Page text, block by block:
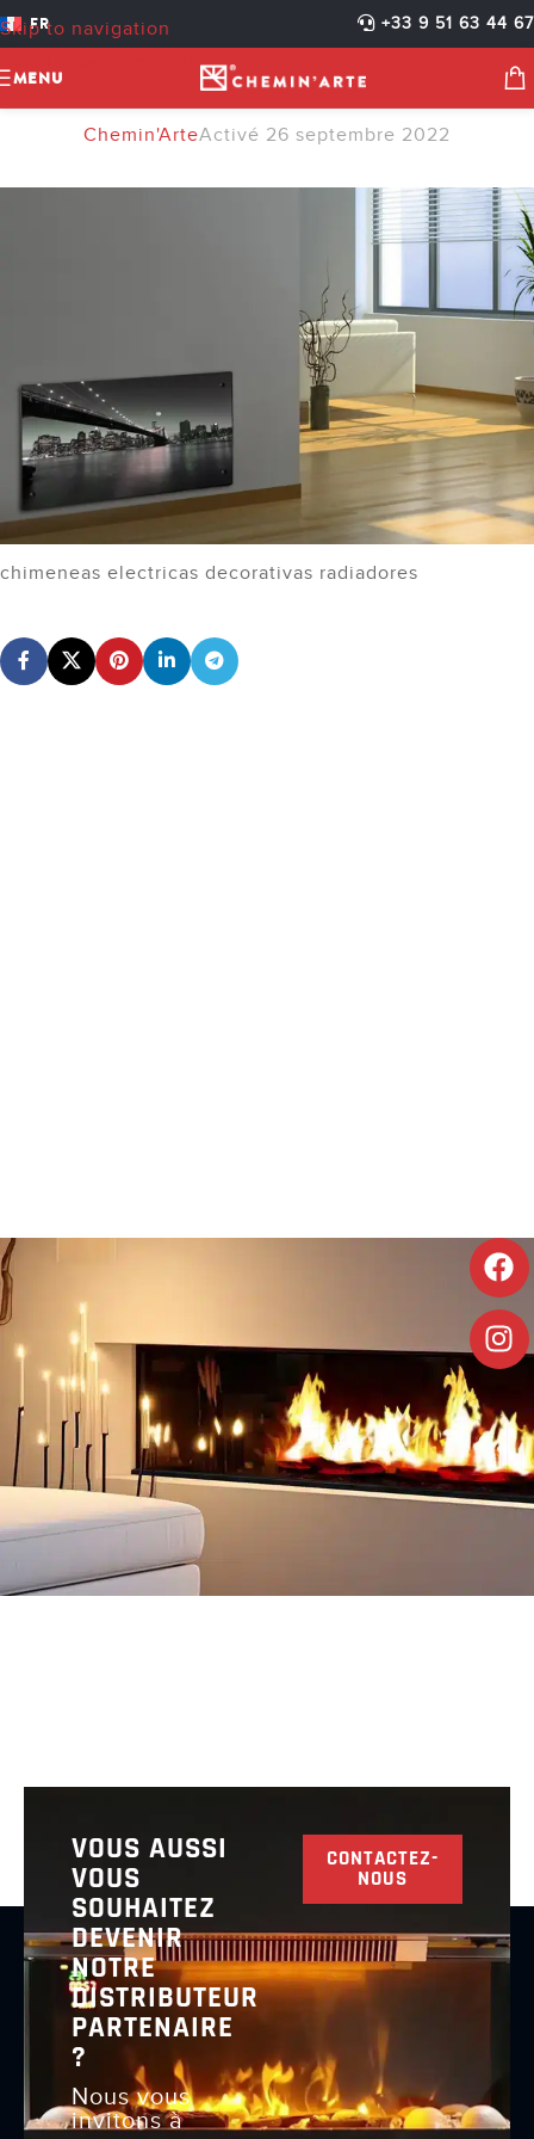
Skip to navigation
FR +33 9 51 63 44 67
MENU
CHIMENEAS ELECTRICAS
DECORATIVAS
RADIADORES
Chemin'ArteActivé 26 septembre 2022
chimeneas electricas decorativas radiadores
VOUS AUSSI
VOUS
SOUHAITEZ
DEVENIR
NOTRE
DISTRIBUTEUR
PARTENAIRE
?
Nous vous
invitons à
CONTACTEZ-
NOUS